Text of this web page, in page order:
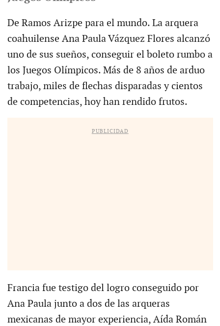
De Ramos Arizpe para el mundo. La arquera
coahuilense Ana Paula Vázquez Flores alcanzó
uno de sus sueños, conseguir el boleto rumbo a
los Juegos Olímpicos. Más de 8 años de arduo
trabajo, miles de flechas disparadas y cientos
de competencias, hoy han rendido frutos.
PUBLICIDAD
Francia fue testigo del logro conseguido por
Ana Paula junto a dos de las arqueras
mexicanas de mayor experiencia, Aída Román